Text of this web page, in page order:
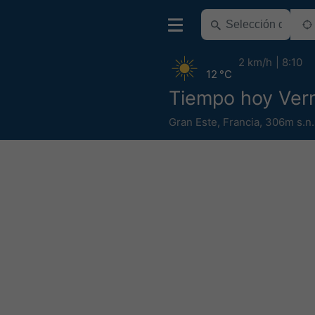
Tiempo hoy
Gran Este, Francia, 306m
12 °C
2 km/h 8:10